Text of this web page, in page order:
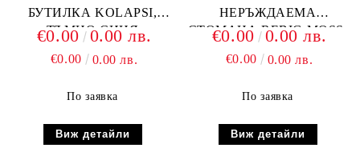
БУТИЛКА KOLAPSI,
ТЪМНО СИНЯ
€0.00 0.00 лв.
€0.00 0.00 лв.
По заявка
Виж детайли
НЕРЪЖДАЕМА
СТОМАНА REBIG MOSS,
€0.00 0.00 лв.
€0.00 0.00 лв.
По заявка
Виж детайли